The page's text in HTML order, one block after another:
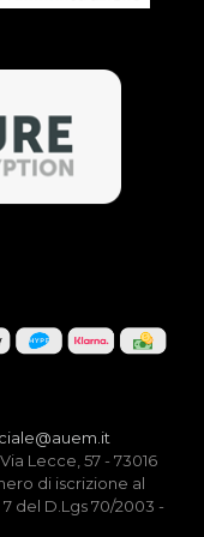
Lecce, 57 - 73016
di iscrizione al
del D.Lgs 70/2003 -